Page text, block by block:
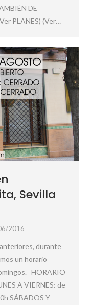
DE
PLANES) (Ver…
Sevilla
2016
durante
un horario
HORARIO
A VIERNES: de
SÁBADOS Y